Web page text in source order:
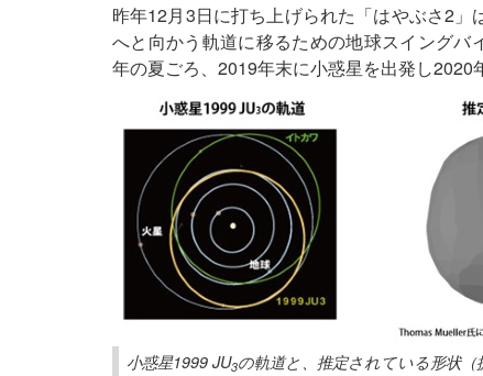
昨年12月3日に打ち上げられた「はやぶさ2
へと向かう軌道に移るための地球スイング
年の夏ごろ、2019年末に小惑星を出発し2020
小惑星1999 JU3の軌道と、推定されている形状（